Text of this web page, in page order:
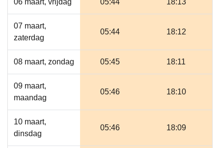
06 maart, vrijdag 05:44 18:13
07 maart,
zaterdag
05:44 18:12
08 maart, zondag 05:45 18:11
09 maart,
maandag
05:46 18:10
10 maart,
dinsdag
05:46 18:09